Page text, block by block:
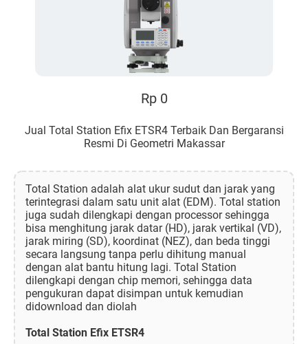
Rp 0
Jual Total Station Efix ETSR4 Terbaik Dan Bergaransi
Resmi Di Geometri Makassar
Total Station adalah alat ukur sudut dan jarak yang
terintegrasi dalam satu unit alat (EDM). Total station
juga sudah dilengkapi dengan processor sehingga
bisa menghitung jarak datar (HD), jarak vertikal (VD),
jarak miring (SD), koordinat (NEZ), dan beda tinggi
secara langsung tanpa perlu dihitung manual
dengan alat bantu hitung lagi. Total Station
dilengkapi dengan chip memori, sehingga data
pengukuran dapat disimpan untuk kemudian
didownload dan diolah
Total Station Efix ETSR4